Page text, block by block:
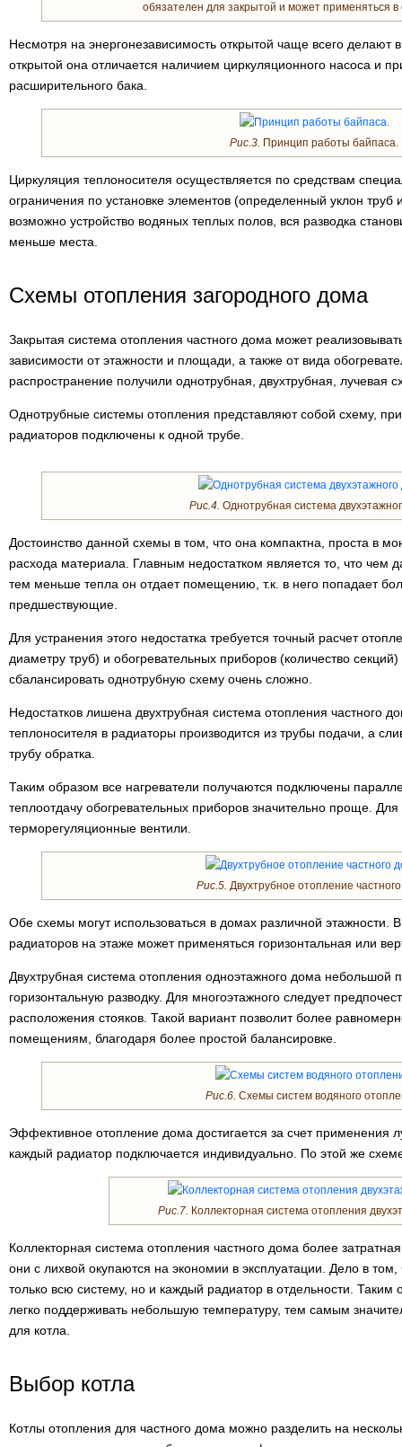
обязателен для закрытой и может применяться в
Несмотря на энергонезависимость открытой чаще всего делают
открытой она отличается наличием циркуляционного насоса и
расширительного бака.
Рис.3. Принцип работы байпаса.
Циркуляция теплоносителя осуществляется по средствам
ограничения по установке элементов (определенный уклон
возможно устройство водяных теплых полов, вся разводка
меньше места.
Схемы отопления загородного дома
Закрытая система отопления частного дома может
зависимости от этажности и площади, а также от вида
распространение получили однотрубная, двухтрубная, лучевая
Однотрубные системы отопления представляют собой схему,
радиаторов подключены к одной трубе.
Рис.4. Однотрубная система
Достоинство данной схемы в том, что она компактна, проста в
расхода материала. Главным недостатком является то, что чем
тем меньше тепла он отдает помещению, т.к. в него попадает
предшествующие.
Для устранения этого недостатка требуется точный расчет
диаметру труб) и обогревательных приборов (количество
сбалансировать однотрубную схему очень сложно.
Недостатков лишена двухтрубная система отопления частного
теплоносителя в радиаторы производится из трубы подачи, а
трубу обратка.
Таким образом все нагреватели получаются подключены
теплоотдачу обогревательных приборов значительно проще.
терморегуляционные вентили.
Рис.5. Двухтрубное отопление
Обе схемы могут использоваться в домах различной этажности.
радиаторов на этаже может применяться горизонтальная или
Двухтрубная система отопления одноэтажного дома небольшой
горизонтальную разводку. Для многоэтажного следует
расположения стояков. Такой вариант позволит более
помещениям, благодаря более простой балансировке.
Рис.6. Схемы систем водяного
Эффективное отопление дома достигается за счет применения
каждый радиатор подключается индивидуально. По этой же
Рис.7. Коллекторная система отопления
Коллекторная система отопления частного дома более
они с лихвой окупаются на экономии в эксплуатации. Дело в
только всю систему, но и каждый радиатор в отдельности.
легко поддерживать небольшую температуру, тем самым
для котла.
Выбор котла
Котлы отопления для частного дома можно разделить на